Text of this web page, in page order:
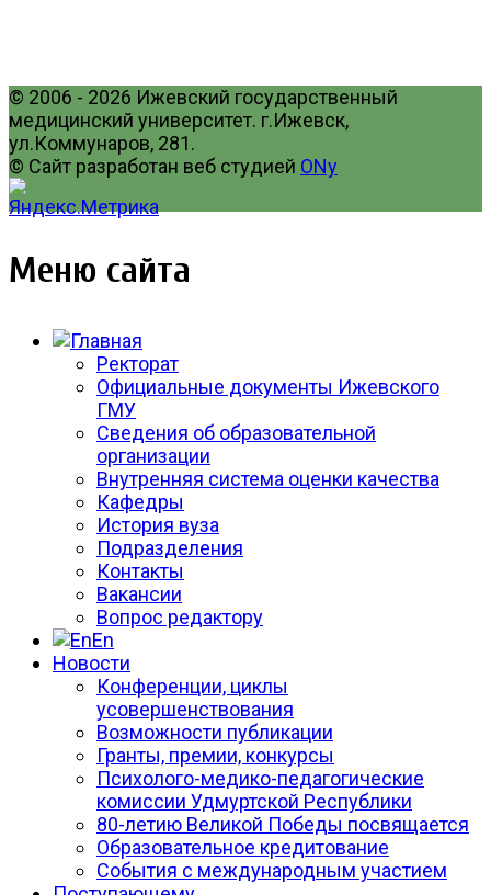
© 2006 - 2026 Ижевский государственный
медицинский университет. г.Ижевск,
ул.Коммунаров, 281.
© Сайт разработан веб студией ONy
Меню сайта
Ректорат
Официальные документы Ижевского
ГМУ
Сведения об образовательной
организации
Внутренняя система оценки качества
Кафедры
История вуза
Подразделения
Контакты
Вакансии
Вопрос редактору
En
Новости
Конференции, циклы
усовершенствования
Возможности публикации
Гранты, премии, конкурсы
Психолого-медико-педагогические
комиссии Удмуртской Республики
80-летию Великой Победы посвящается
Образовательное кредитование
События с международным участием